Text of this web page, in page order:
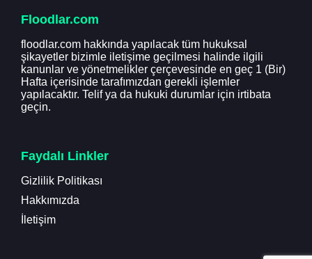
Floodlar.com
floodlar.com hakkında yapılacak tüm hukuksal
şikayetler bizimle iletişime geçilmesi halinde ilgili
kanunlar ve yönetmelikler çerçevesinde en geç 1 (Bir)
Hafta içerisinde tarafımızdan gerekli işlemler
yapılacaktır. Telif ya da hukuki durumlar için irtibata
geçin.
Faydalı Linkler
Gizlilik Politikası
Hakkımızda
İletişim